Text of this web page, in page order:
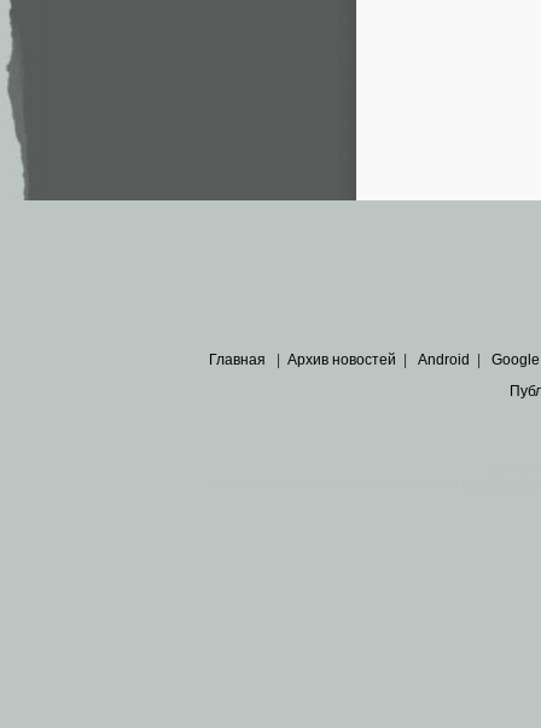
Главная Архив новостей Android Google